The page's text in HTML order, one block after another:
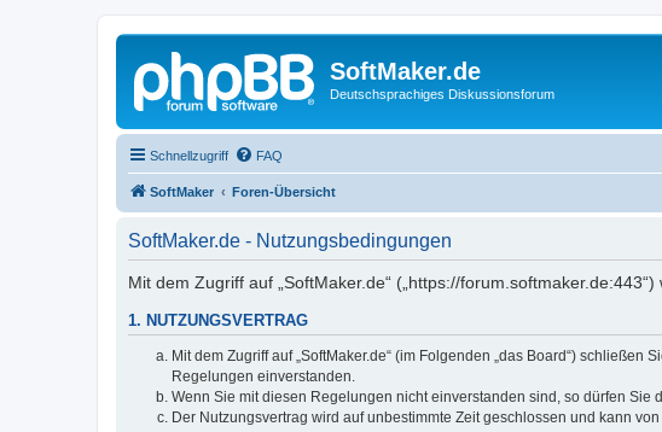
SoftMaker.de
Deutschsprachiges Diskussionsforum
Schnellzugriff FAQ
SoftMaker Foren-Übersicht
SoftMaker.de - Nutzungsbedingungen
Mit dem Zugriff auf „SoftMaker.de“ („https://
1. NUTZUNGSVERTRAG
Mit dem Zugriff auf „SoftMaker.de“ (im Folgenden „das Board“)
Regelungen einverstanden.
Wenn Sie mit diesen Regelungen nicht einverstanden sind, so dürfen
Der Nutzungsvertrag wird auf unbestimmte Zeit geschlossen und kann